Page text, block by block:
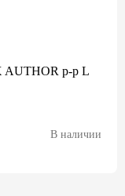
AUTHOR р-р L
В наличии